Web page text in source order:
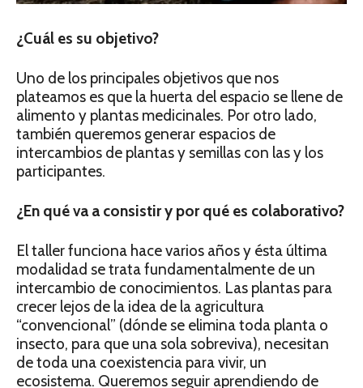
¿Cuál es su objetivo?
Uno de los principales objetivos que nos
plateamos es que la huerta del espacio se llene de
alimento y plantas medicinales. Por otro lado,
también queremos generar espacios de
intercambios de plantas y semillas con las y los
participantes.
¿En qué va a consistir y por qué es colaborativo?
El taller funciona hace varios años y ésta última
modalidad se trata fundamentalmente de un
intercambio de conocimientos. Las plantas para
crecer lejos de la idea de la agricultura
“convencional” (dónde se elimina toda planta o
insecto, para que una sola sobreviva), necesitan
de toda una coexistencia para vivir, un
ecosistema. Queremos seguir aprendiendo de